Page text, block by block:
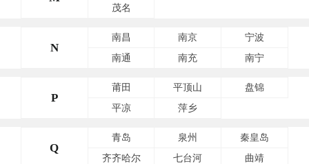
茂名
N
南昌 南京
宁波
南通
南充 南宁
P
莆田 平顶山
盘锦
平凉
萍乡
Q
青岛 泉州
秦皇岛
齐齐哈尔
七台河
曲靖